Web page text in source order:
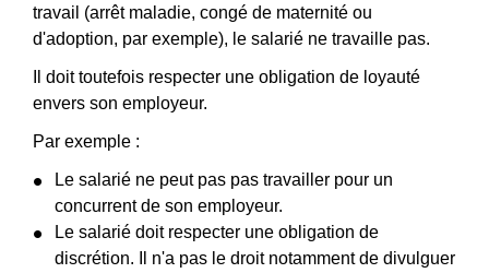
travail (arrêt maladie, congé de maternité ou
d'adoption, par exemple), le salarié ne travaille pas.
Il doit toutefois respecter une obligation de loyauté
envers son employeur.
Par exemple :
Le salarié ne peut pas pas travailler pour un
concurrent de son employeur.
Le salarié doit respecter une obligation de
discrétion. Il n'a pas le droit notamment de divulguer